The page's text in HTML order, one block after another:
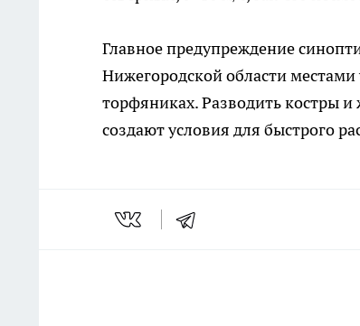
Главное предупреждение
Нижегородской области местами
торфяниках. Разводить костры и
создают условия для быстрого